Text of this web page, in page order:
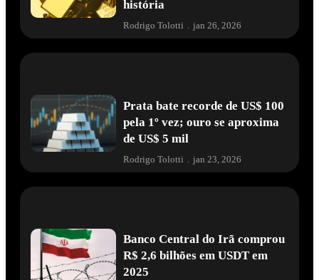
história
Rodrigo Tolotti . jan 26, 2026
Prata bate recorde de US$ 100
pela 1º vez; ouro se aproxima
de US$ 5 mil
Rodrigo Tolotti jan 23, 2026
Banco Central do Irã comprou
R$ 2,6 bilhões em USDT em
2025